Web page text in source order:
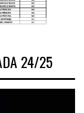
24/25